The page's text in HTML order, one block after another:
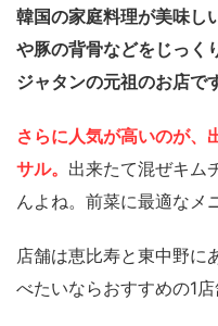
韓国の家庭料理が美味し
や豚の背骨などをじっく
ジャタンの元祖のお店で
さらに人気が高いのが、
サル。 出来たて混ぜキム
んよね。前菜に最適なメ
店舗は恵比寿と東中野に
べたいならおすすめの1店